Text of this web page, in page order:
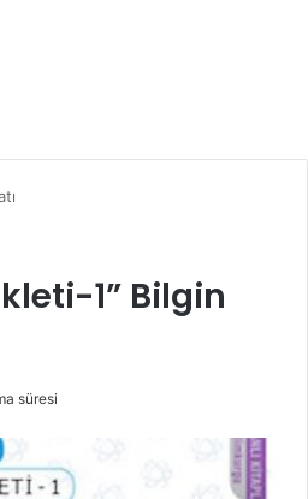
1” Bilgin
süresi